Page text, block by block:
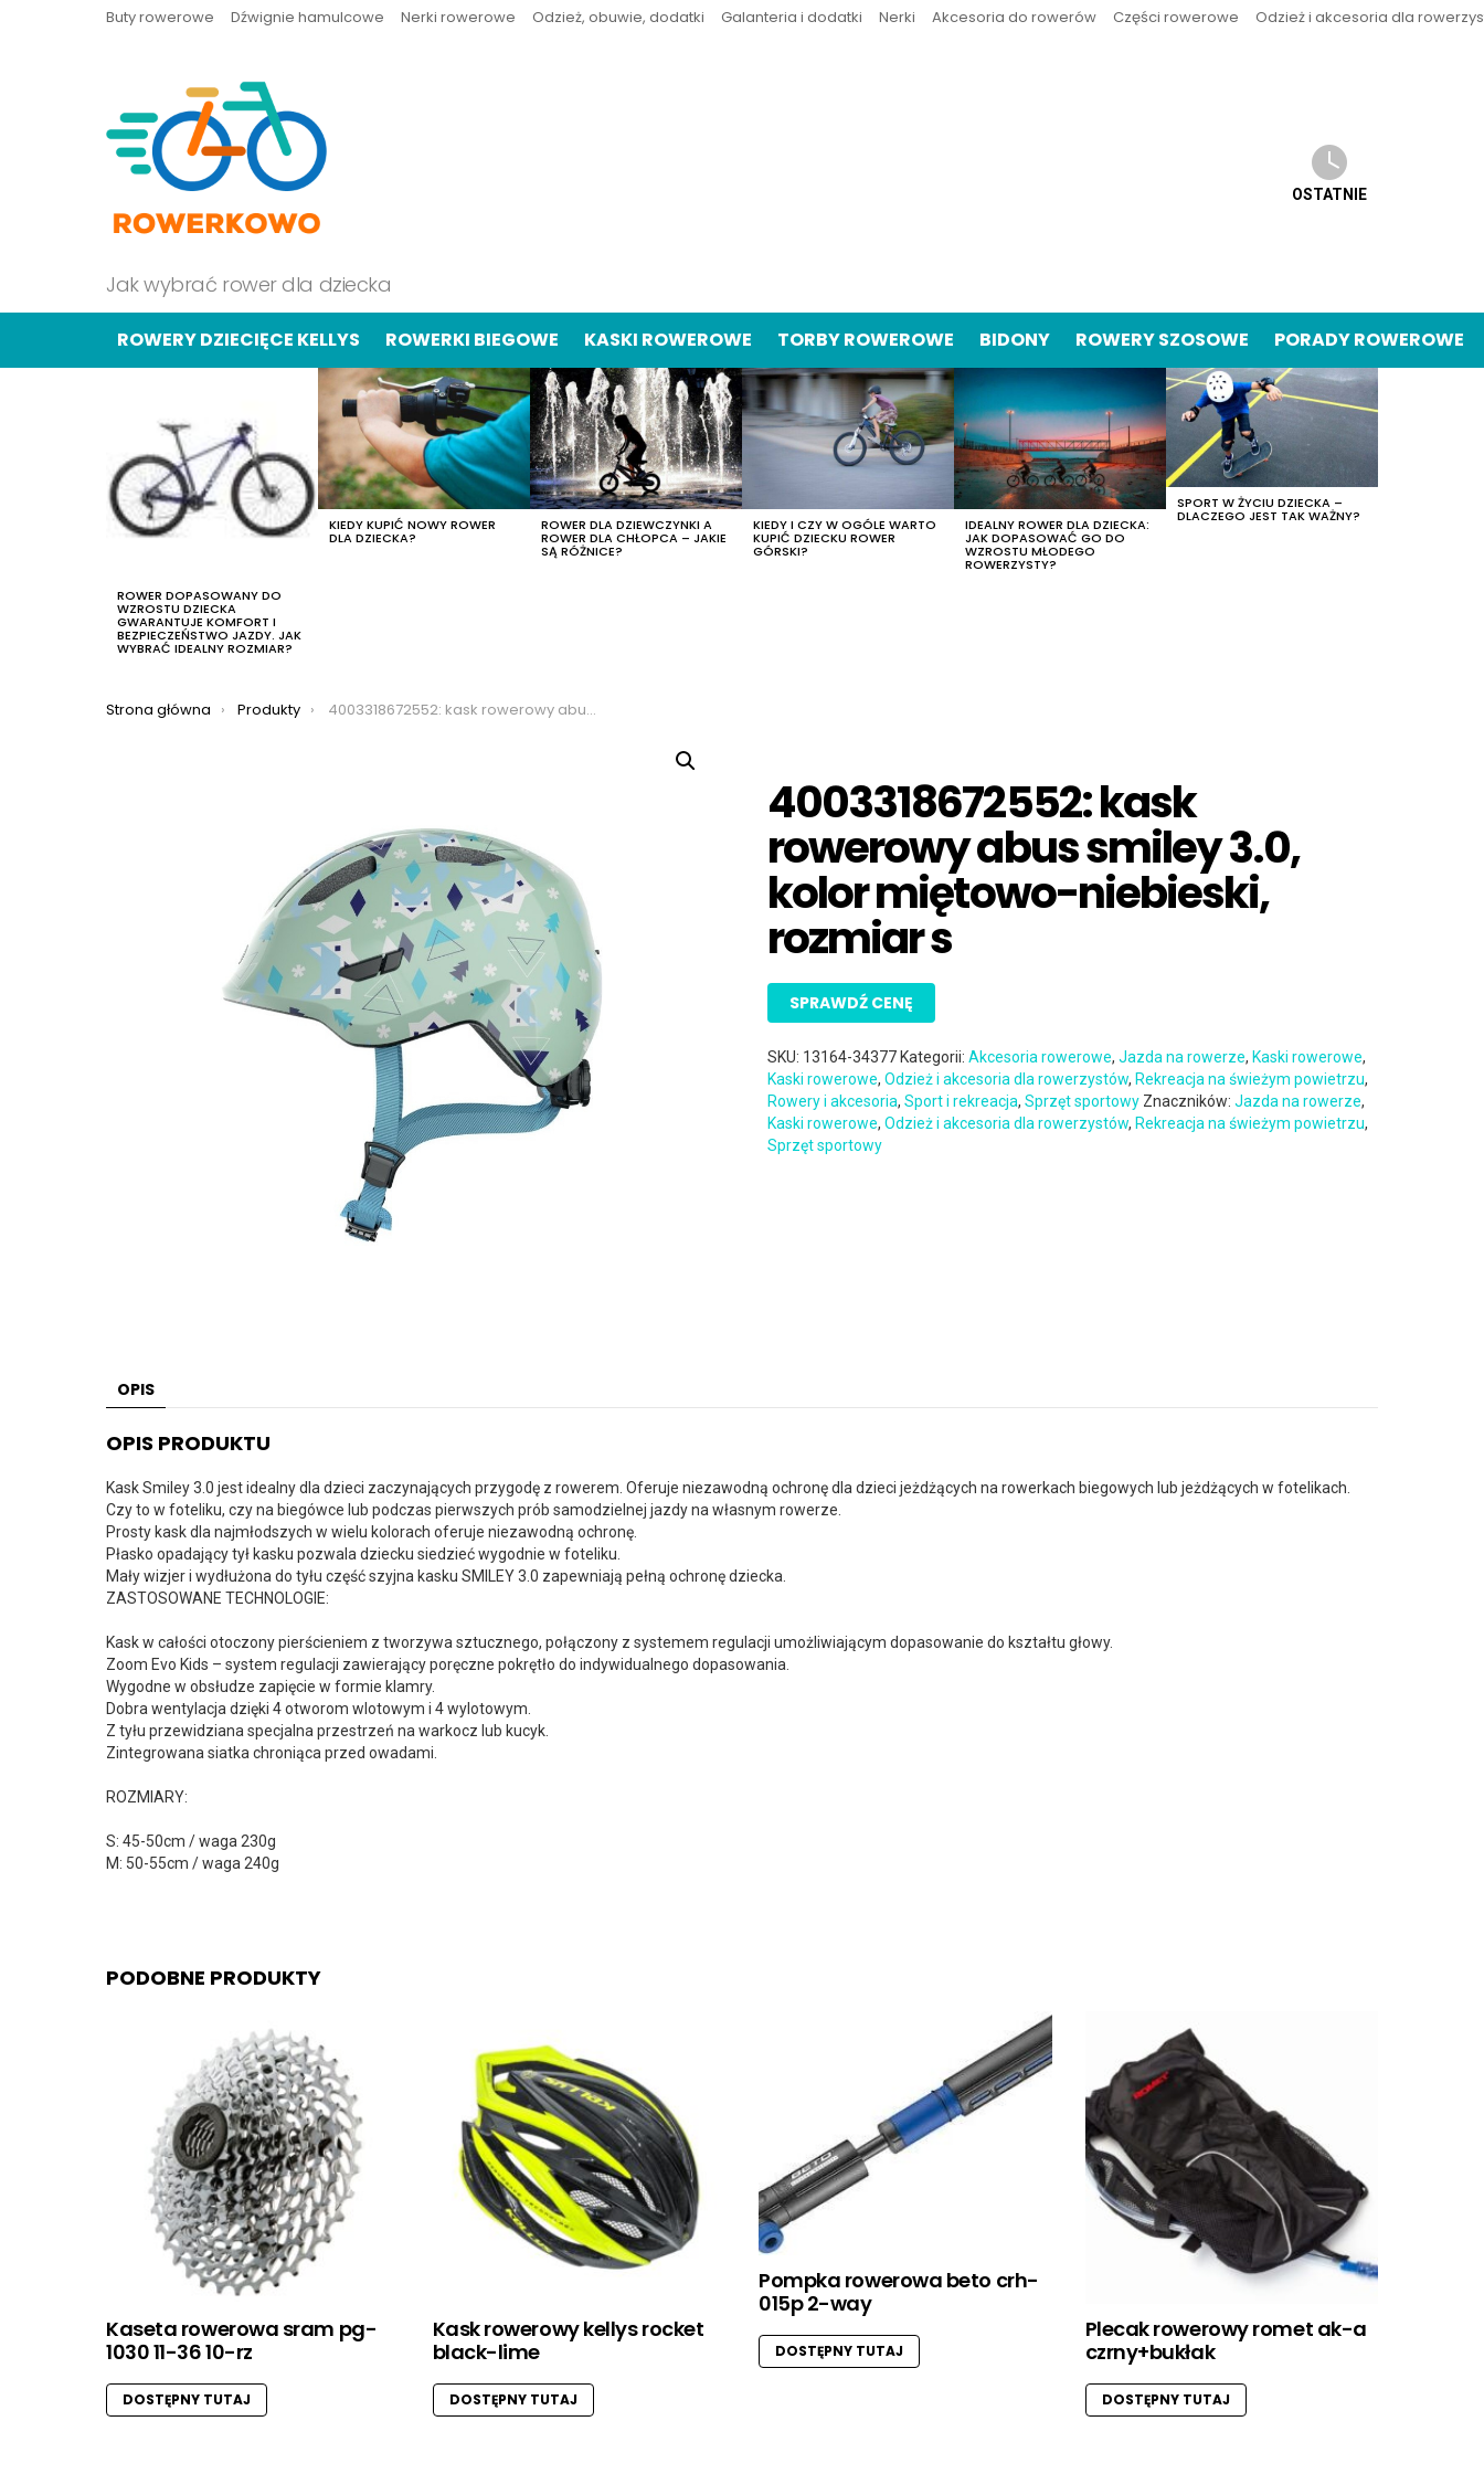
Buty rowerowe Dźwignie hamulcowe Nerki rowerowe Odzież, obuwie, dodatki Galanteria i dodatki Nerki Akcesoria do rowerów Części rowerowe Odzież i akcesoria dla
Jak wybrać rower dla dziecka
OSTATNIE
ROWERY DZIECIĘCE KELLYS ROWERKI BIEGOWE KASKI ROWEROWE TORBY ROWEROWE BIDONY ROWERY SZOSOWE PORADY ROWEROWE
ROWER DOPASOWANY DO
WZROSTU DZIECKA
GWARANTUJE KOMFORT I
BEZPIECZEŃSTWO JAZDY. JAK
WYBRAĆ IDEALNY ROZMIAR?
KIEDY KUPIĆ NOWY ROWER
DLA DZIECKA?
ROWER DLA DZIEWCZYNKI A
ROWER DLA CHŁOPCA – JAKIE
SĄ RÓŻNICE?
KIEDY I CZY W OGÓLE WARTO
KUPIĆ DZIECKU ROWER
GÓRSKI?
IDEALNY ROWER DLA DZIECKA:
JAK DOPASOWAĆ GO DO
WZROSTU MŁODEGO
ROWERZYSTY?
SPORT W ŻYCIU DZIECKA –
DLACZEGO JEST TAK WAŻNY?
Jesteś tutaj:
Strona główna Produkty 4003318672552: kask rowerowy abus smiley 3.0, kolor miętowo-niebieski, rozmiar s
4003318672552: kask
rowerowy abus smiley 3.0,
kolor miętowo-niebieski,
rozmiar s
SPRAWDŹ CENĘ
SKU: 13164-34377 Kategorii:Akcesoria rowerowe,Jazda na rowerze, Kaski rowerowe,
Kaski rowerowe,Odzież i akcesoria dla rowerzystów, Rekreacja na świeżym powietrzu,
Rowery i akcesoria,Sport i rekreacja,Sprzęt sportowy Znaczników:Jazda na rowerze,
Kaski rowerowe,Odzież i akcesoria dla rowerzystów, Rekreacja na świeżym powietrzu,
Sprzęt sportowy
OPIS
OPIS PRODUKTU
Kask Smiley 3.0 jest idealny dla dzieci zaczynających przygodę z rowerem. Oferuje niezawodną ochronę dla dzieci jeżdżących na rowerkach biegowych lub jeżdżących w fotelikach.
Czy to w foteliku, czy na biegówce lub podczas pierwszych prób samodzielnej jazdy na własnym rowerze.
Prosty kask dla najmłodszych w wielu kolorach oferuje niezawodną ochronę.
Płasko opadający tył kasku pozwala dziecku siedzieć wygodnie w foteliku.
Mały wizjer i wydłużona do tyłu część szyjna kasku SMILEY 3.0 zapewniają pełną ochronę dziecka.
ZASTOSOWANE TECHNOLOGIE:
Kask w całości otoczony pierścieniem z tworzywa sztucznego, połączony z systemem regulacji umożliwiającym dopasowanie do kształtu głowy.
Zoom Evo Kids – system regulacji zawierający poręczne pokrętło do indywidualnego dopasowania.
Wygodne w obsłudze zapięcie w formie klamry.
Dobra wentylacja dzięki 4 otworom wlotowym i 4 wylotowym.
Z tyłu przewidziana specjalna przestrzeń na warkocz lub kucyk.
Zintegrowana siatka chroniąca przed owadami.
ROZMIARY:
S: 45-50cm / waga 230g
M: 50-55cm / waga 240g
PODOBNE PRODUKTY
Kaseta rowerowa sram pg-
1030 11-36 10-rz
DOSTĘPNY TUTAJ
Kask rowerowy kellys rocket
black-lime
DOSTĘPNY TUTAJ
Pompka rowerowa beto crh-
015p 2-way
DOSTĘPNY TUTAJ
Plecak rowerowy romet ak-a
czrny+bukłak
DOSTĘPNY TUTAJ